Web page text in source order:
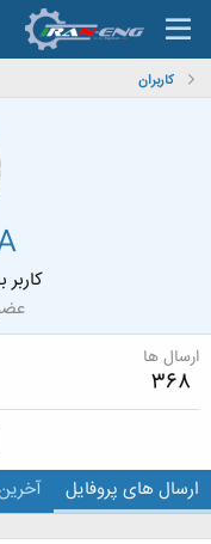
کاربران
ارسال ها
368
ارسال های پروفایل